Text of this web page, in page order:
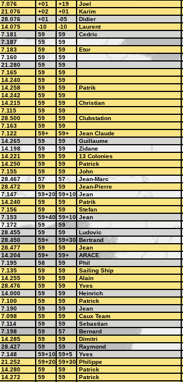
7.076 +01 +19 Joel
21.076 +02 +01 Karim
28.076 +01 -05 Didier
14.075 -10 -10 Laurent
7.181 59 59 Cedric
7.187 59 59
7.183 59 59 Etor
7.160 59 59
21.280 59 59
7.165 59 59
14.240 59 59
14.258 59 59 Patrik
14.242 59 59
14.215 59 59 Christian
7.115 59 59
28.500 59 59 Clubstation
7.163 59 59
7.122 59+ 59+ Jean Claude
14.265 59 59 Guillaume
14.198 59 59 Zidane
14.221 59 59 13 Colonies
14.250 59 59 Patrick
7.155 59 59 John
28.467 57 57 Jean-Marc
28.472 59 59 Jean-Pierre
7.147 59+20 59+10 Jean
14.240 59 59 Patrik
7.156 59 59 Stefan
7.153 59+40 59+10 Jean
7.172 59 59
28.455 59 59 Ludovic
28.450 59+ 59+30 Bertrand
28.477 59 59 Jean
14.204 59+ 59+ ARACE
7.195 58 59 Phil
7.135 59 59 Sailing Ship
14.255 59 59 Alain
28.476 59 59 Yves
14.000 59 59 Heinrich
7.100 59 59 Patrick
7.190 59 59 Jean
7.098 59 59 Caux Team
7.114 59 59 Sebastian
7.198 59 57 Bernard
14.285 59 59 Dimitri
28.427 59 59 Raymond
7.148 59+10 59+5 Yves
21.252 59+20 59+30 Philippe
14.280 59 59 Patrick
14.272 59 59 Patrick